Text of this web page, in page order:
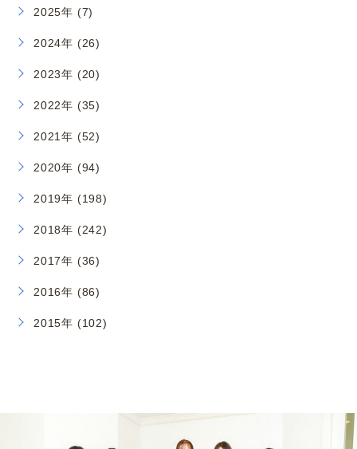
2025年 (7)
2024年 (26)
2023年 (20)
2022年 (35)
2021年 (52)
2020年 (94)
2019年 (198)
2018年 (242)
2017年 (36)
2016年 (86)
2015年 (102)